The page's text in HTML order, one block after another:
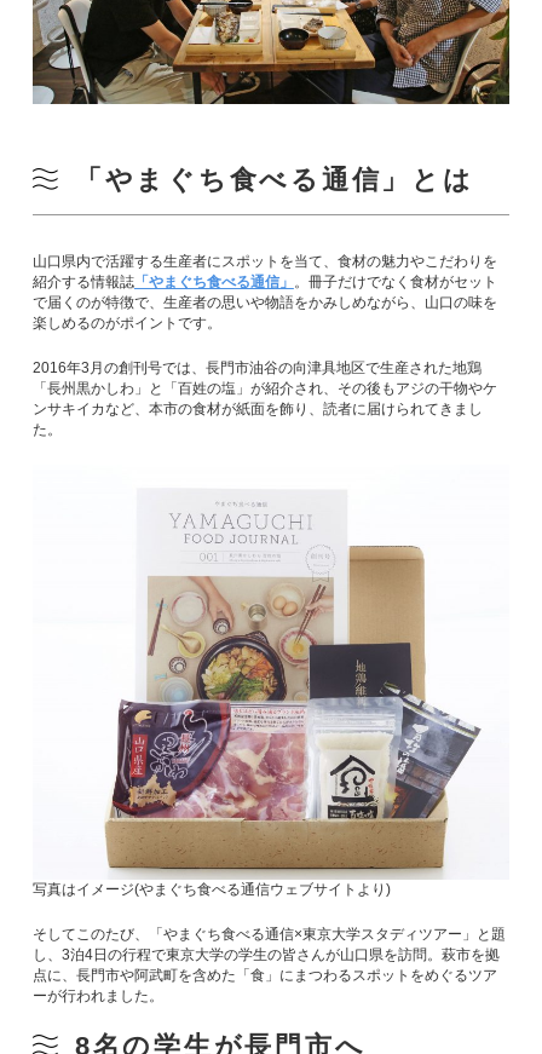
「やまぐち食べる通信」とは
山口県内で活躍する生産者にスポットを当て、食材の魅力やこだわりを
紹介する情報誌「やまぐち食べる通信」 。冊子だけでなく食材がセット
で届くのが特徴で、生産者の思いや物語をかみしめながら、山口の味を
楽しめるのがポイントです。
2016年3月の創刊号では、長門市油谷の向津具地区で生産された地鶏
「長州黒かしわ」と「百姓の塩」が紹介され、その後もアジの干物やケ
ンサキイカなど、本市の食材が紙面を飾り、読者に届けられてきまし
た。
写真はイメージ(やまぐち食べる通信ウェブサイトより)
そしてこのたび、「やまぐち食べる通信×東京大学スタディツアー」と題
し、3泊4日の行程で東京大学の学生の皆さんが山口県を訪問。萩市を拠
点に、長門市や阿武町を含めた「食」にまつわるスポットをめぐるツア
ーが行われました。
8名の学生が長門市へ